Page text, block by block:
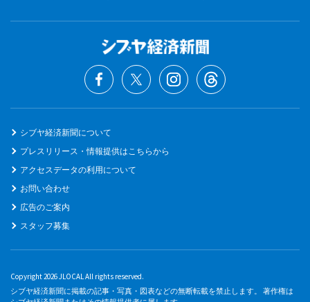
シブヤ経済新聞について
プレスリリース・情報提供はこちらから
アクセスデータの利用について
お問い合わせ
広告のご案内
スタッフ募集
Copyright 2026 JLOCAL All rights reserved.
シブヤ経済新聞に掲載の記事・写真・図表などの無断転載を禁止します。 著作権は